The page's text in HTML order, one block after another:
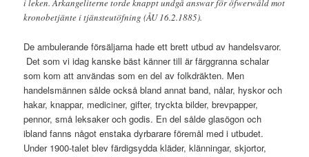
i leken. Arkangeliterne torde knappt undgå answar för öfwerwåld mot
kronobetjänte i tjänsteutöfning (ÅU 16.2.1885).
De ambulerande försäljarna hade ett brett utbud av handelsvaror.
Det som vi idag kanske bäst känner till är färggranna schalar
som kom att användas som en del av folkdräkten. Men
handelsmännen sålde också bland annat band, nålar, hyskor och
hakar, knappar, mediciner, gifter, tryckta bilder, brevpapper,
pennor, små leksaker och godis. En del sålde glasögon och
ibland fanns något enstaka dyrbarare föremål med i utbudet.
Under 1900-talet blev färdigsydda kläder, klänningar, skjortor,